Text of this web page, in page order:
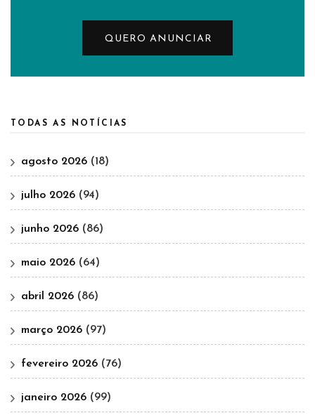
QUERO ANUNCIAR
TODAS AS NOTÍCIAS
agosto 2026 (18)
julho 2026 (94)
junho 2026 (86)
maio 2026 (64)
abril 2026 (86)
março 2026 (97)
fevereiro 2026 (76)
janeiro 2026 (99)